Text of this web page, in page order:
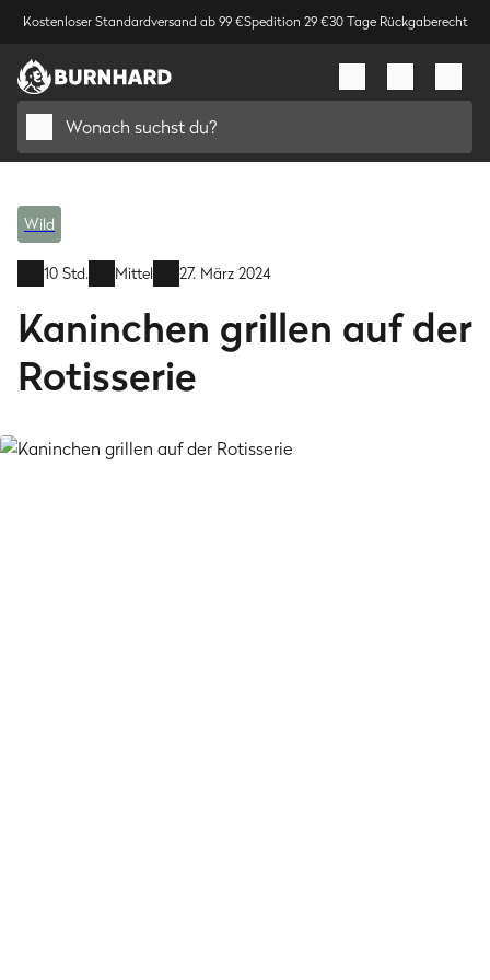
Kostenloser Standardversand ab 99 €Spedition 29 €30 Tage Rückgaberecht
Wonach suchst du?
Wild
10 Std. Mittel 27. März 2024
Kaninchen grillen auf der
Rotisserie